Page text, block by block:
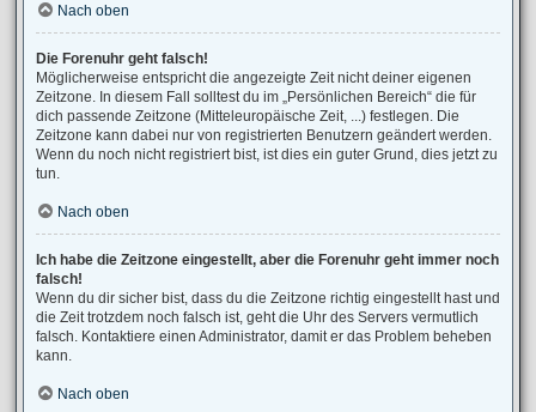
Nach oben
Die Forenuhr geht falsch!
Möglicherweise entspricht die angezeigte Zeit nicht deiner eigenen
Zeitzone. In diesem Fall solltest du im „Persönlichen Bereich“ die für
dich passende Zeitzone (Mitteleuropäische Zeit, ...) festlegen. Die
Zeitzone kann dabei nur von registrierten Benutzern geändert werden.
Wenn du noch nicht registriert bist, ist dies ein guter Grund, dies jetzt zu
tun.
Nach oben
Ich habe die Zeitzone eingestellt, aber die Forenuhr geht immer noch
falsch!
Wenn du dir sicher bist, dass du die Zeitzone richtig eingestellt hast und
die Zeit trotzdem noch falsch ist, geht die Uhr des Servers vermutlich
falsch. Kontaktiere einen Administrator, damit er das Problem beheben
kann.
Nach oben